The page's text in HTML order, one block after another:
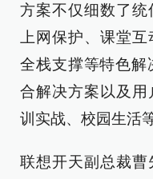
方案不仅细数了统
上网保护、课堂
全栈支撑等特色解
合解决方案以及用
训实战、校园生活
联想开天副总裁曹